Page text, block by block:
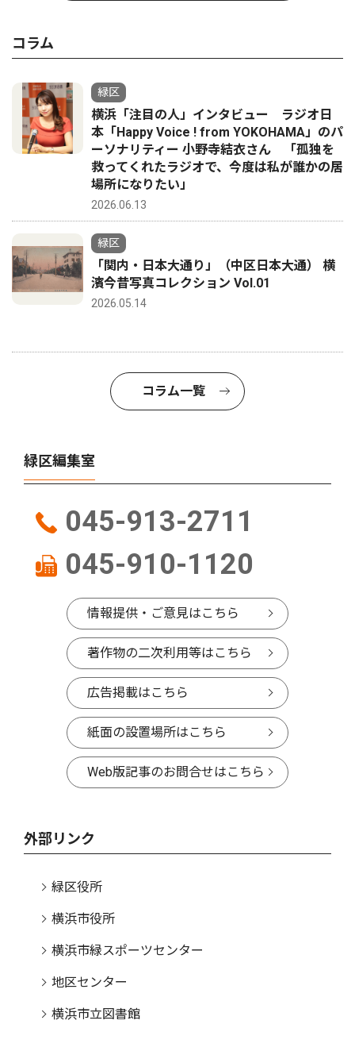
コラム
緑区
横浜「注目の人」インタビュー ラジオ日
本「Happy Voice ! from YOKOHAMA」のパ
ーソナリティー 小野寺結衣さん 「孤独を
救ってくれたラジオで、今度は私が誰かの居
場所になりたい」
2026.06.13
緑区
「関内・日本大通り」（中区日本大通） 横
濱今昔写真コレクション Vol.01
2026.05.14
コラム一覧
緑区編集室
045-913-2711
045-910-1120
情報提供・ご意見はこちら
著作物の二次利用等はこちら
広告掲載はこちら
紙面の設置場所はこちら
Web版記事のお問合せはこちら
外部リンク
緑区役所
横浜市役所
横浜市緑スポーツセンター
地区センター
横浜市立図書館